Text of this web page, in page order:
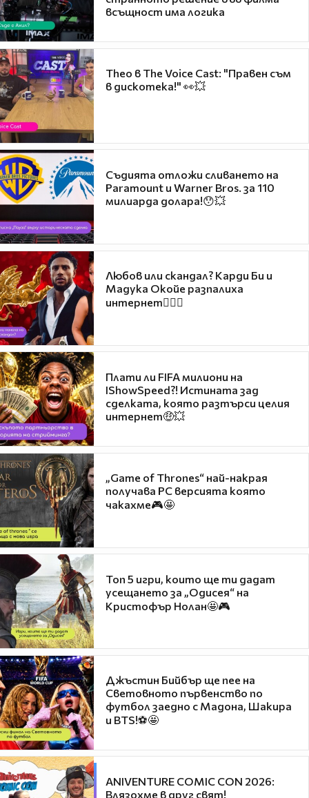
всъщност има логика
Theo в The Voice Cast: "Правен съм
в дискотека!" 👀💥
Съдията отложи сливането на
Paramount и Warner Bros. за 110
милиарда долара!😯💥
Любов или скандал? Карди Би и
Мадука Окойе разпалиха
интернет❤️‍🔥🔥
Плати ли FIFA милиони на
IShowSpeed?! Истината зад
сделката, която разтърси целия
интернет🤑💥
„Game of Thrones“ най-накрая
получава PC версията която
чакахме🎮🤩
Топ 5 игри, които ще ти дадат
усещането за „Одисея“ на
Кристофър Нолан🤩🎮
Джъстин Бийбър ще пее на
Световното първенство по
футбол заедно с Мадона, Шакира
и BTS!⚽🤩
ANIVENTURE COMIC CON 2026:
Влязохме в друг свят!